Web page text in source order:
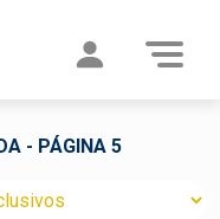
- PÁGINA 5